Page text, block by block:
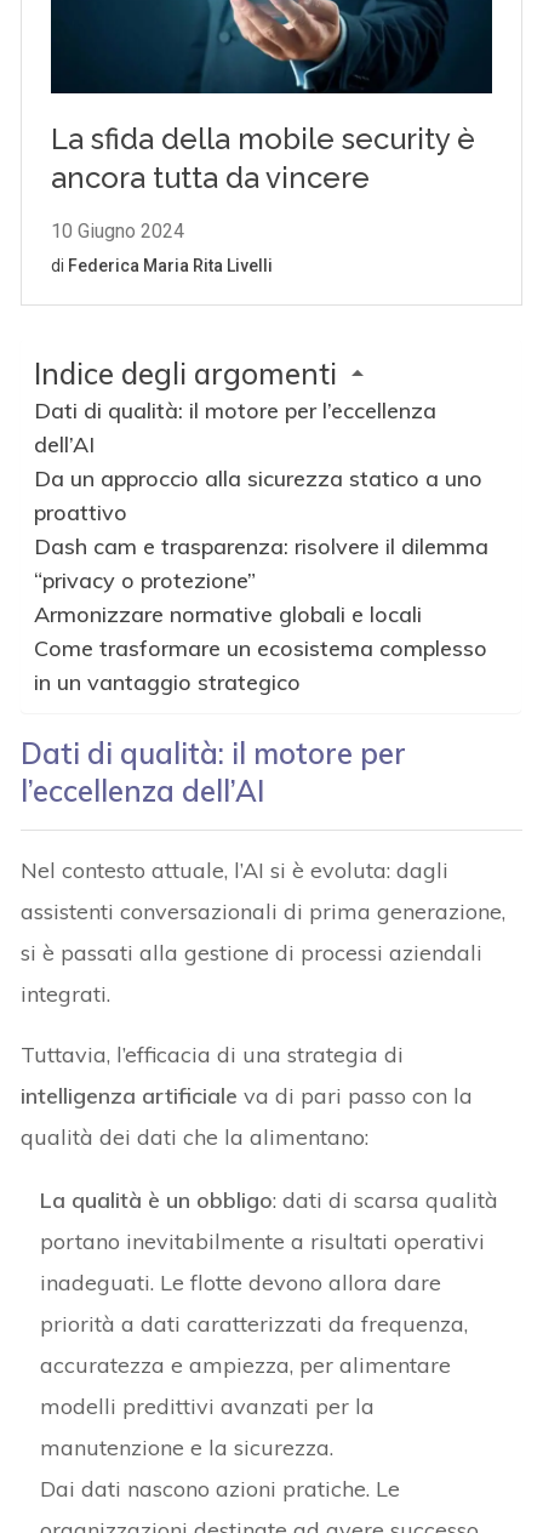
Indice degli argomenti
Dati di qualità: il motore per l’eccellenza
dell’AI
Da un approccio alla sicurezza statico a uno
proattivo
Dash cam e trasparenza: risolvere il dilemma
“privacy o protezione”
Armonizzare normative globali e locali
Come trasformare un ecosistema complesso
in un vantaggio strategico
Dati di qualità: il motore per
l’eccellenza dell’AI
Nel contesto attuale, l’AI si è evoluta: dagli
assistenti conversazionali di prima generazione,
si è passati alla gestione di processi aziendali
integrati.
Tuttavia, l’efficacia di una strategia di
intelligenza artificiale va di pari passo con la
qualità dei dati che la alimentano:
La qualità è un obbligo: dati di scarsa qualità
portano inevitabilmente a risultati operativi
inadeguati. Le flotte devono allora dare
priorità a dati caratterizzati da frequenza,
accuratezza e ampiezza, per alimentare
modelli predittivi avanzati per la
manutenzione e la sicurezza.
Dai dati nascono azioni pratiche. Le